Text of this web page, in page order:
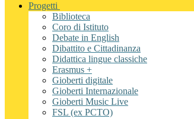
Progetti
Biblioteca
Coro di Istituto
Debate in English
Dibattito e Cittadinanza
Didattica lingue classiche
Erasmus +
Gioberti digitale
Gioberti Internazionale
Gioberti Music Live
FSL (ex PCTO)